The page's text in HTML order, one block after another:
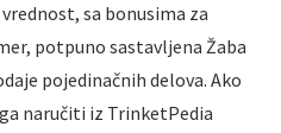
sa bonusima za
potpuno sastavljena Žaba
pojedinačnih delova. Ako
naručiti iz TrinketPedia